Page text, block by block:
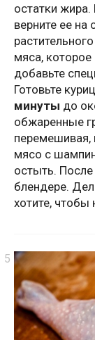
остатки
верните ее на
мяса,
добавьте
Готовьте
минуты до
обжаренные
перемешивая,
мясо с
остыть. После
блендере.
хотите, чтобы